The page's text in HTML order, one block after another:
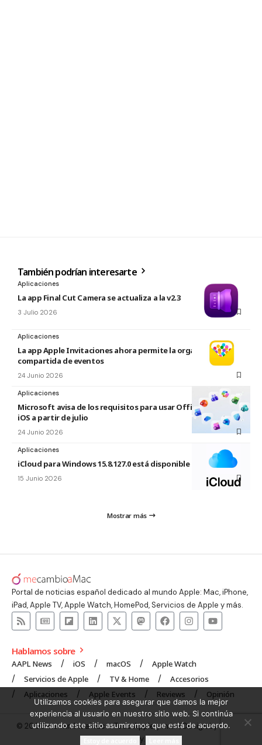
También podrían interesarte
Aplicaciones
La app Final Cut Camera se actualiza a la v2.3
3 Julio 2026
Aplicaciones
La app Apple Invitaciones ahora permite la organización
compartida de eventos
24 Junio 2026
Aplicaciones
Microsoft avisa de los requisitos para usar Office en macOS y
iOS a partir de julio
24 Junio 2026
Aplicaciones
iCloud para Windows 15.8.127.0 está disponible
15 Junio 2026
Mostrar más
Portal de noticias español dedicado al mundo Apple: Mac, iPhone,
iPad, Apple TV, Apple Watch, HomePod, Servicios de Apple y más.
Hablamos sobre
AAPL News iOS macOS
Apple Watch
Servicios de Apple
TV & Home
Accesorios
Aplicaciones
Apple Events Reviews Opinión
© 2008 mecambioaMac – Todo Apple y más | Design byUNXON
Agency.
Utilizamos cookies para asegurar que damos la mejor
experiencia al usuario en nuestro sitio web. Si continúa
utilizando este sitio asumiremos que está de acuerdo.